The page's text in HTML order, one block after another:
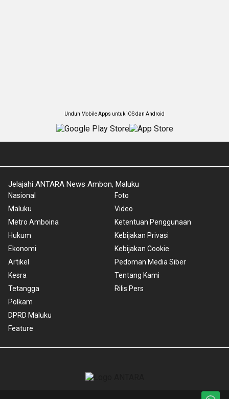
Unduh Mobile Apps untuk iOS dan Android
Jelajahi ANTARA News Ambon, Maluku
Nasional
Maluku
Metro Amboina
Hukum
Ekonomi
Artikel
Kesra
Tetangga
Polkam
DPRD Maluku
Feature
Foto
Video
Ketentuan Penggunaan
Kebijakan Privasi
Kebijakan Cookie
Pedoman Media Siber
Tentang Kami
Rilis Pers